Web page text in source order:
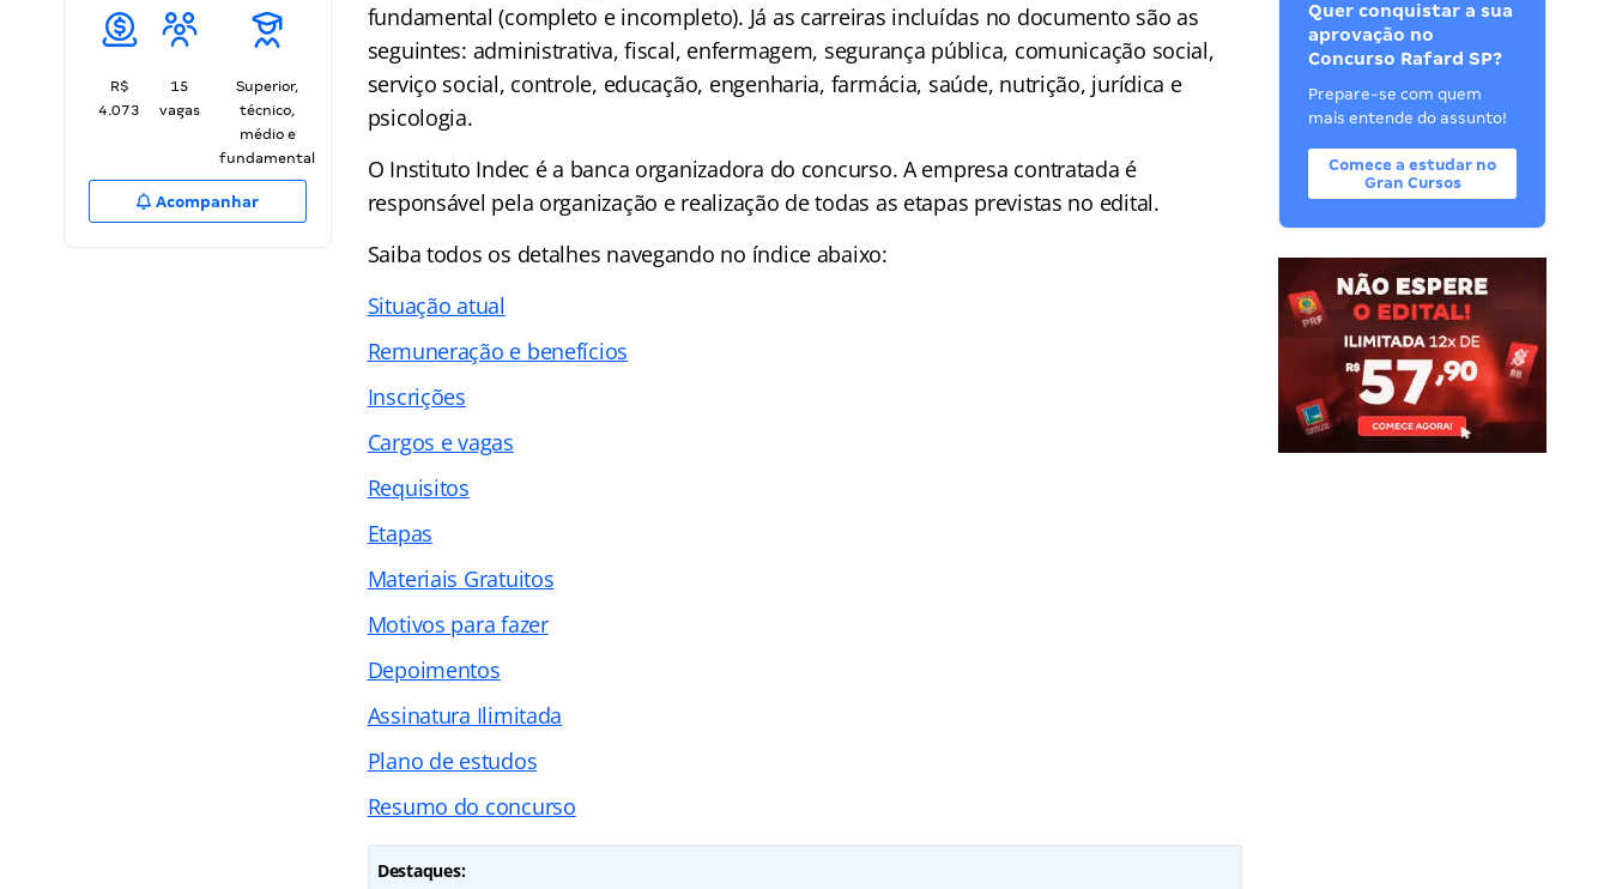
R$
4.073
15
vagas
Superior,
técnico,
médio e
fundamental
Acompanhar
fundamental (completo e incompleto). Já as carreiras incluídas no documento são as
seguintes: administrativa, fiscal, enfermagem, segurança pública, comunicação social,
serviço social, controle, educação, engenharia, farmácia, saúde, nutrição, jurídica e
psicologia.
O Instituto Indec é a banca organizadora do concurso. A empresa contratada é
responsável pela organização e realização de todas as etapas previstas no edital.
Saiba todos os detalhes navegando no índice abaixo:
Situação atual
Remuneração e benefícios
Inscrições
Cargos e vagas
Requisitos
Etapas
Materiais Gratuitos
Motivos para fazer
Depoimentos
Assinatura Ilimitada
Plano de estudos
Resumo do concurso
Destaques:
Quer conquistar a sua
aprovação no
Concurso Rafard SP?
Prepare-se com quem
mais entende do assunto!
Comece a estudar no
Gran Cursos